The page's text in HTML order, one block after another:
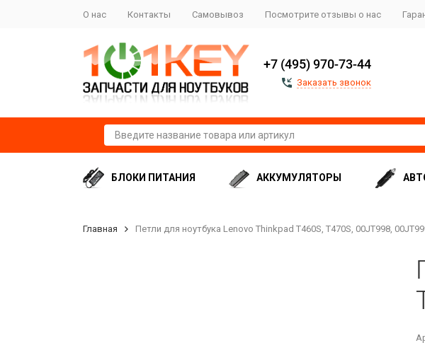
О нас Контакты Самовывоз Посмотрите отзывы о нас
+7 (495) 970-73-44
Заказать звонок
БЛОКИ ПИТАНИЯ АККУМУЛЯТОРЫ
Главная Петли для ноутбука Lenovo Thinkpad T460S, T470S, 00JT998,